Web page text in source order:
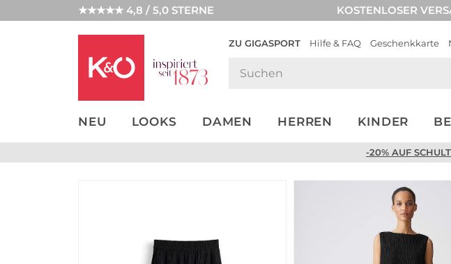
★★★★★ 4,8 / 5,0 STERNE KOSTENLOSER
ZU GIGASPORT Hilfe & FAQ Geschenkkarte
NEU LOOKS DAMEN HERREN KINDER
NEW IN
WEDDING
-20% AUF